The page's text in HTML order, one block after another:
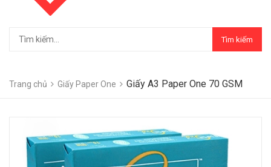
Tìm kiếm
Trang chủ Giấy Paper One Giấy A3 Paper One 70 GSM